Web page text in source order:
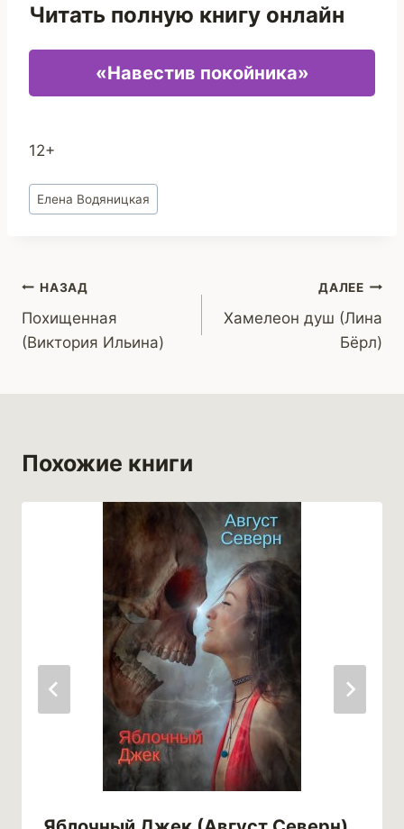
Читать полную книгу онлайн
«Навестив покойника»
12+
Метки
записи:
Елена Водяницкая
Навигация
по
записям
НАЗАД
Похищенная
(Виктория Ильина)
ДАЛЕЕ
Хамелеон душ (Лина
Бёрл)
Похожие книги